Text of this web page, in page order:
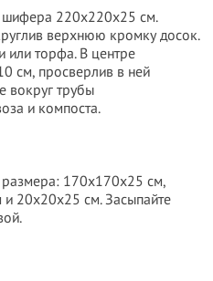
шифера 220х220х25 см.
верхнюю кромку досок.
или торфа. В центре
см, просверлив в ней
вокруг трубы
и компоста.
170х170х25 см,
20х20х25 см. Засыпайте